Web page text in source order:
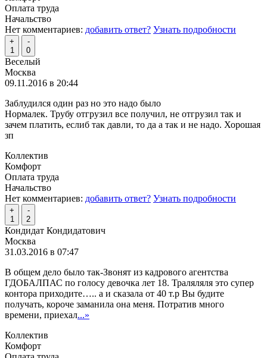
Оплата труда
Начальство
Нет комментариев: добавить ответ? Узнать подробности
+
1
-
0
Веселый
Москва
09.11.2016 в 20:44
Заблудился один раз но это надо было
Нормалек. Трубу отгрузил все получил, не отгрузил так и
зачем платить, еслиб так давли, то да а так и не надо. Хорошая
зп
Коллектив
Комфорт
Оплата труда
Начальство
Нет комментариев: добавить ответ? Узнать подробности
+
1
-
2
Кондидат Кондидатович
Москва
31.03.2016 в 07:47
В общем дело было так-Звонят из кадрового агентства
ГДОБАЛПАС по голосу девочка лет 18. Траляляля это супер
контора приходите….. а и сказала от 40 т.р Вы будите
получать, короче заманила она меня. Потратив много
времени, приехал...»
Коллектив
Комфорт